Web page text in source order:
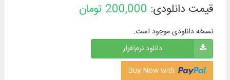
قیمت دانلودی: 200,000 تومان
نسخه دانلودی موجود است:
دانلود نرم‌افزار